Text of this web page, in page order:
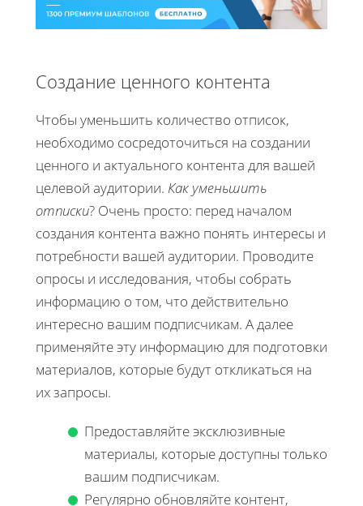
Создание ценного контента
Чтобы уменьшить количество отписок,
необходимо сосредоточиться на создании
ценного и актуального контента для вашей
целевой аудитории. Как уменьшить
отписки? Очень просто: перед началом
создания контента важно понять интересы и
потребности вашей аудитории. Проводите
опросы и исследования, чтобы собрать
информацию о том, что действительно
интересно вашим подписчикам. А далее
применяйте эту информацию для подготовки
материалов, которые будут откликаться на
их запросы.
Предоставляйте эксклюзивные
материалы, которые доступны только
вашим подписчикам.
Регулярно обновляйте контент,